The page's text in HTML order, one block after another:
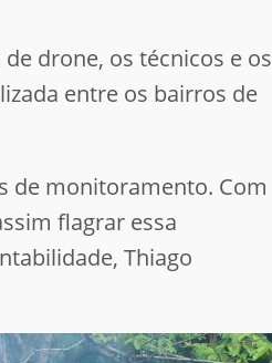
drone, os técnicos e os
entre os bairros de
de monitoramento. Com
flagrar essa
Thiago